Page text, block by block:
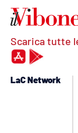
Scarica tutte
LaC Network